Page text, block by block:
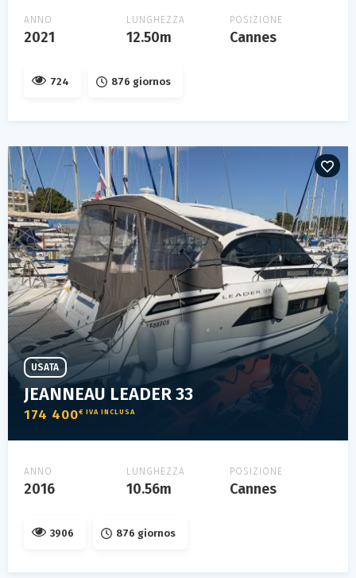
ANNO
2021
LUNGHEZZA
12.50m
POSIZIONE
Cannes
724 876 giornos
JEANNEAU LEADER 33
174 400€ IVA INCLUSA
USATA
ANNO
2016
LUNGHEZZA
10.56m
POSIZIONE
Cannes
3906 876 giornos